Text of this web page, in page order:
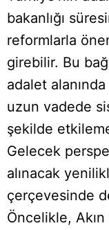
bakanlığı
reformlarla
girebilir. Bu
adalet
uzun vadede
şekilde
Gelecek
alınacak
çerçevesinde
Öncelikle,